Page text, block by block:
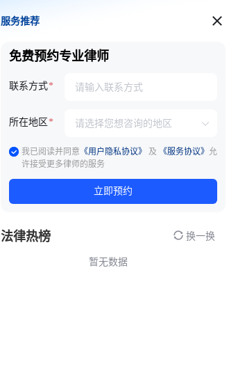
服务推荐
服务推荐
免费预约专业律师
联系方式
所在地区
我已阅读并同意 《用户隐私协议》 及 《服务协议》 允
许接受更多律师的服务
立即预约
法律热榜 换一换
暂无数据